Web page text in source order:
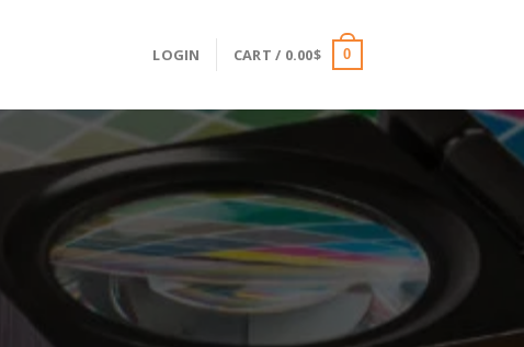
LOGIN CART / 0.00$ 0